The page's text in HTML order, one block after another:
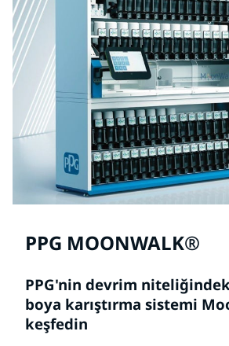
PPG MOONWALK®
PPG'nin devrim
boya karıştırma sistemi
keşfedin